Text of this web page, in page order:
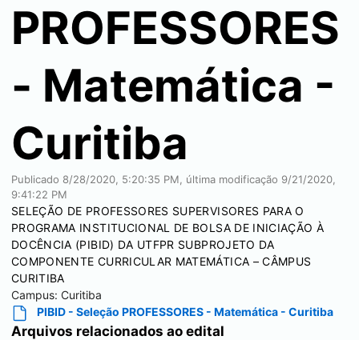
PROFESSORES
- Matemática -
Curitiba
Publicado 8/28/2020, 5:20:35 PM , última modificação 9/21/2020,
9:41:22 PM
SELEÇÃO DE PROFESSORES SUPERVISORES PARA O
PROGRAMA INSTITUCIONAL DE BOLSA DE INICIAÇÃO À
DOCÊNCIA (PIBID) DA UTFPR SUBPROJETO DA
COMPONENTE CURRICULAR MATEMÁTICA – CÂMPUS
CURITIBA
Campus: Curitiba
PIBID - Seleção PROFESSORES - Matemática - Curitiba
Arquivos relacionados ao edital